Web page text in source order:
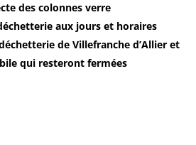
des colonnes verre
aux jours et horaires
de Villefranche d’Allier et
qui resteront fermées